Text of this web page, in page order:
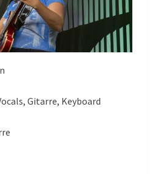
Gitarre, Keyboard